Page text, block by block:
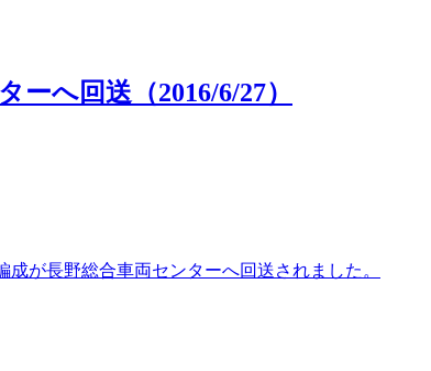
ーへ回送（2016/6/27）
成が長野総合車両センターへ回送されました。